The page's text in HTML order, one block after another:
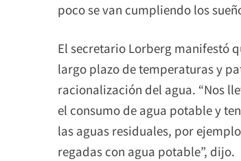
poco se van cumpliendo los
El secretario Lorberg manifestó
largo plazo de temperaturas y
racionalización del agua. “Nos
el consumo de agua potable y
las aguas residuales, por
regadas con agua potable”, dijo.